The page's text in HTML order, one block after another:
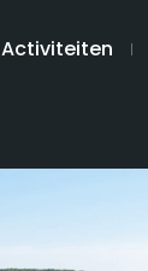
Activiteiten